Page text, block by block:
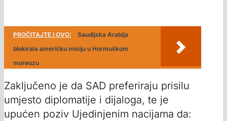
PROČITAJTE I OVO:
Saudijska Arabija
blokirala američku misiju u Hormuškom
moreuzu
Zaključeno je da SAD preferiraju prisilu
umjesto diplomatije i dijaloga, te je
upućen poziv Ujedinjenim nacijama da: